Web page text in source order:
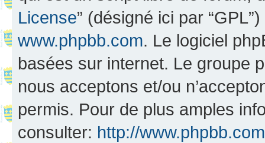
License” (désigné ici par
www.phpbb.com. Le logiciel
basées sur internet. Le groupe
nous acceptons et/ou
permis. Pour de plus amples
consulter: http://